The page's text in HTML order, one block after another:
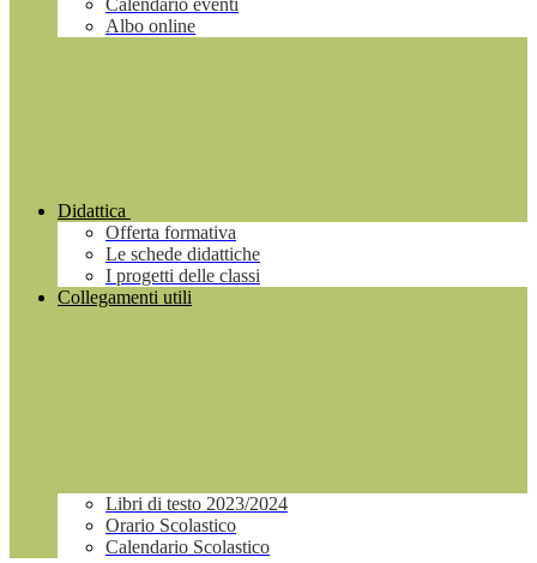
Calendario eventi
Albo online
Didattica
Offerta formativa
Le schede didattiche
I progetti delle classi
Collegamenti utili
Libri di testo 2023/2024
Orario Scolastico
Calendario Scolastico